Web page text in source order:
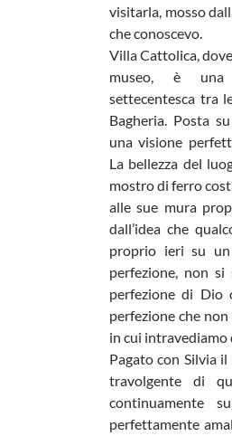
visitarla, mosso
che conoscevo.
Villa Cattolica,
museo, è una
settecentesca tra
Bagheria. Posta
una visione
La bellezza del
mostro di ferro
alle sue mura
dall’idea che
proprio ieri su
perfezione, non
perfezione di Dio
perfezione che
in cui intravediamo
Pagato con Silvia
travolgente di
continuamente
perfettamente